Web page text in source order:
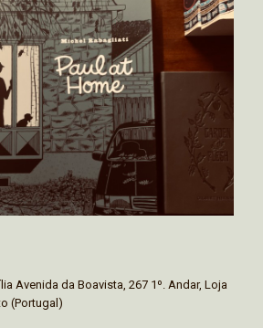
Avenida da Boavista, 267 1º. Andar, Loja
(Portugal)